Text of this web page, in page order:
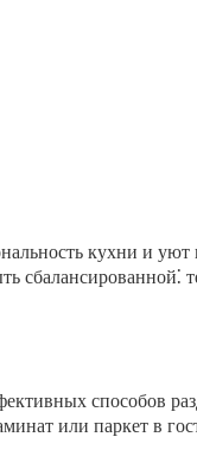
кухни и
способов
или паркет в